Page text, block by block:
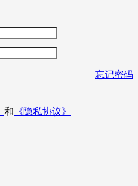
忘记密码
和 《隐私协议》